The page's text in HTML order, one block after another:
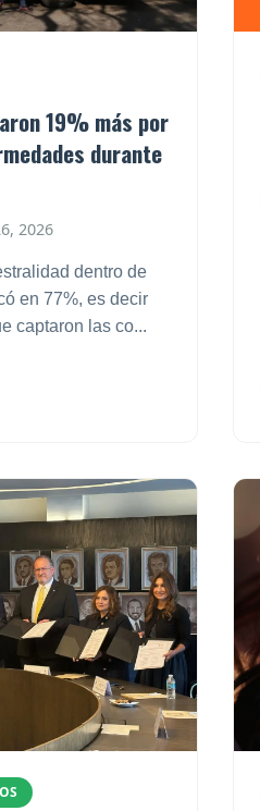
19% más por
durante
2026
dentro de
en 77%, es decir
captaron las co...